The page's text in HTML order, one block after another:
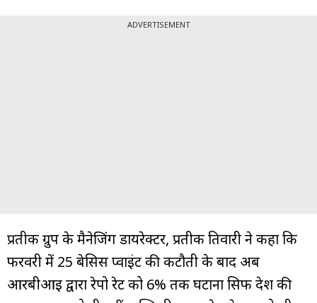
ADVERTISEMENT
प्रतीक ग्रुप के मैनेजिंग डायरेक्टर, प्रतीक तिवारी ने कहा कि
फरवरी में 25 बेसिस प्वाइंट की कटौती के बाद अब
आरबीआई द्वारा रेपो रेट को 6% तक घटाना सिर्फ देश की